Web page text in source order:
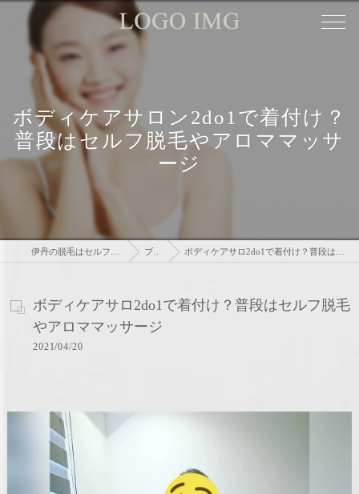
ボディケアサロン2do1で着付け？
普段はセルフ脱毛やアロママッサ
ージ
ブログ ボディケアサロ2do1で着付け？普段はセルフ脱毛やアロママッサージ
ボディケアサロ2do1で着付け？普段はセルフ脱毛
やアロママッサージ
2021/04/20